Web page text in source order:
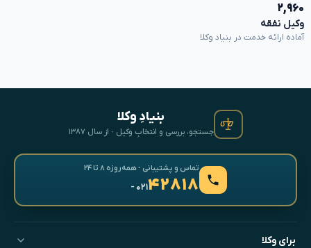
۲,۹۶۰
وکیل نفقه
آماده ارائه خدمت در بنیاد وکلا
بنیادِ وکلا
جستجو، بررسی و انتخابِ وکیل · از سال ۱۳۸۷
تماس و پشتیبانی · همه‌روزه ۸ تا ۲۴
۴۲۸۱۸- ۰۲۱
برای وکلا